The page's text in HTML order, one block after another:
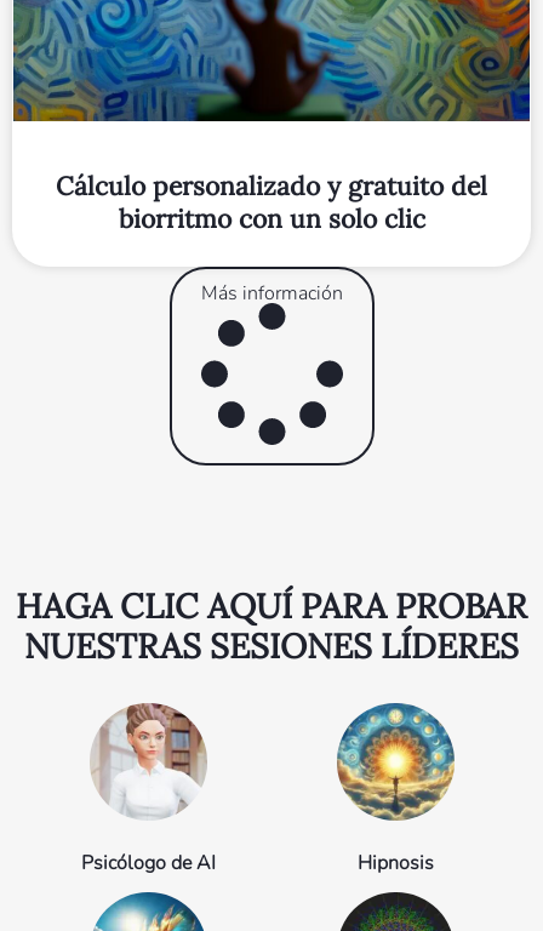
Cálculo personalizado y gratuito del
biorritmo con un solo clic
Más información
HAGA CLIC AQUÍ PARA PROBAR
NUESTRAS SESIONES LÍDERES
Psicólogo de AI Hipnosis